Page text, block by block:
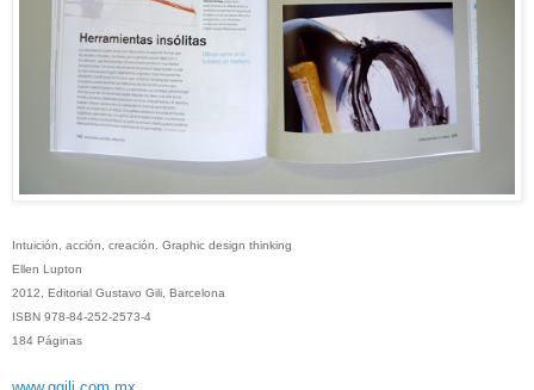
Intuición, acción, creación. Graphic design thinking
Ellen Lupton
2012, Editorial Gustavo Gili, Barcelona
ISBN 978-84-252-2573-4
184 Páginas